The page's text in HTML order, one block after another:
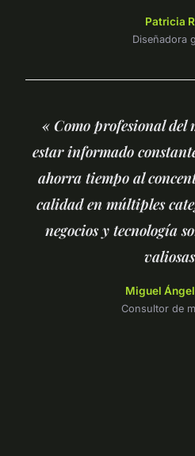
Patricia
Diseñadora
« Como profesional del
estar informado
ahorra tiempo al
calidad en múltiples
negocios y tecnología
Miguel
Consultor de